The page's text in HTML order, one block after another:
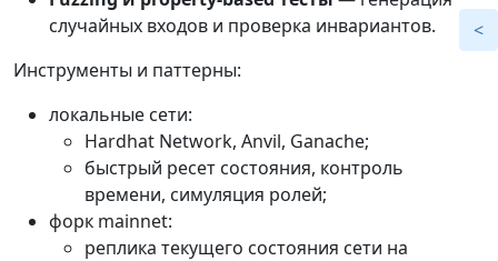
случайных входов и проверка инвариантов.
Инструменты и паттерны:
локальные сети:
Hardhat Network, Anvil, Ganache;
быстрый ресет состояния, контроль
времени, симуляция ролей;
форк mainnet:
реплика текущего состояния сети на